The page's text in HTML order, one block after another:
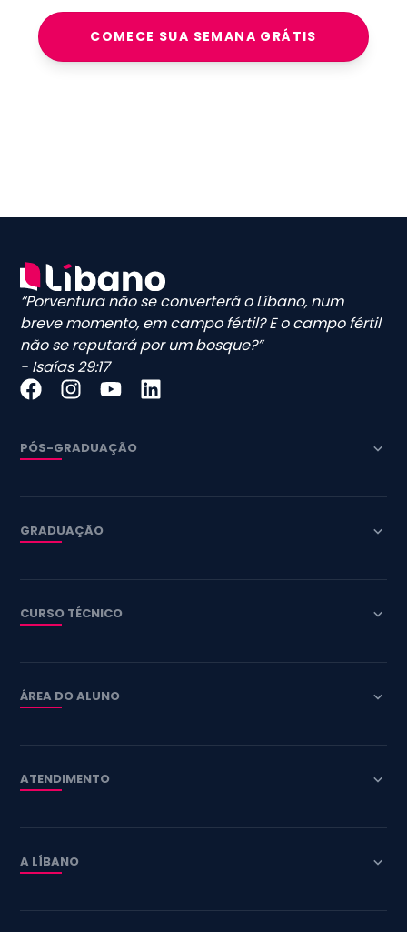
COMECE SUA SEMANA GRÁTIS
“Porventura não se converterá o Líbano, num
breve momento, em campo fértil? E o campo fértil
não se reputará por um bosque?”
- Isaías 29:17
PÓS-GRADUAÇÃO
GRADUAÇÃO
CURSO TÉCNICO
ÁREA DO ALUNO
ATENDIMENTO
A LÍBANO